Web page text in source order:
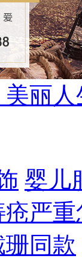
丽
婴儿
严重
同款